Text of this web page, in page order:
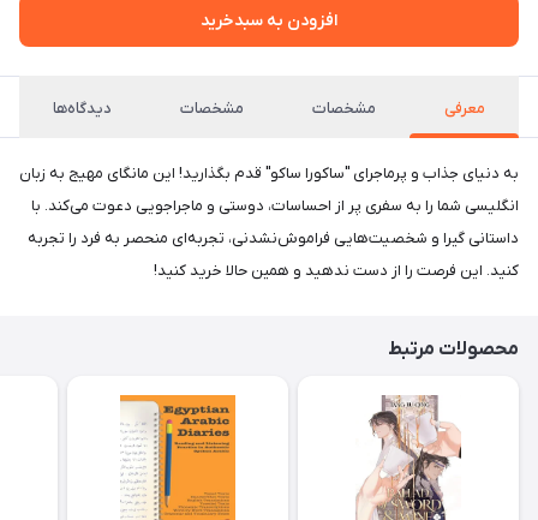
افزودن به سبدخرید
معرفی مشخصات مشخصات دیدگاه‌ها
به دنیای جذاب و پرماجرای "ساکورا ساکو" قدم بگذارید! این مانگای مهیج به زبان
انگلیسی شما را به سفری پر از احساسات، دوستی و ماجراجویی دعوت می‌کند. با
داستانی گیرا و شخصیت‌هایی فراموش‌نشدنی، تجربه‌ای منحصر به فرد را تجربه
کنید. این فرصت را از دست ندهید و همین حالا خرید کنید!
محصولات مرتبط